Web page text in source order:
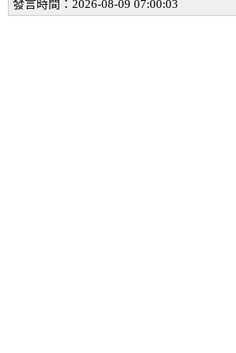
發言時間：2026-08-09 07:00:03